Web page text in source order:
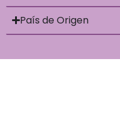
País de Origen